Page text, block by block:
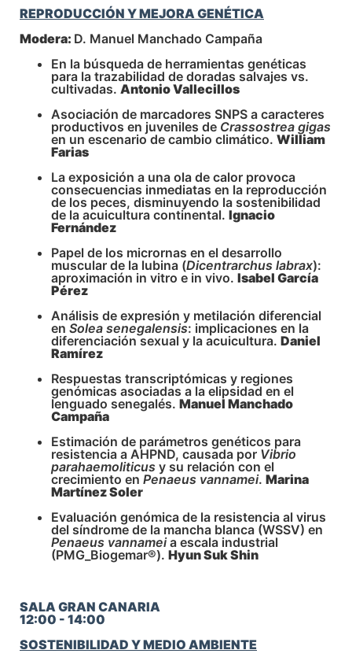
REPRODUCCIÓN Y MEJORA GENÉTICA
Modera: D. Manuel Manchado Campaña
En la búsqueda de herramientas genéticas
para la trazabilidad de doradas salvajes vs.
cultivadas. Antonio Vallecillos
Asociación de marcadores SNPS a caracteres
productivos en juveniles de Crassostrea gigas
en un escenario de cambio climático. William
Farias
La exposición a una ola de calor provoca
consecuencias inmediatas en la reproducción
de los peces, disminuyendo la sostenibilidad
de la acuicultura continental. Ignacio
Fernández
Papel de los micrornas en el desarrollo
muscular de la lubina (Dicentrarchus labrax):
aproximación in vitro e in vivo. Isabel García
Pérez
Análisis de expresión y metilación diferencial
en Solea senegalensis: implicaciones en la
diferenciación sexual y la acuicultura. Daniel
Ramírez
Respuestas transcriptómicas y regiones
genómicas asociadas a la elipsidad en el
lenguado senegalés. Manuel Manchado
Campaña
Estimación de parámetros genéticos para
resistencia a AHPND, causada por Vibrio
parahaemoliticus y su relación con el
crecimiento en Penaeus vannamei. Marina
Martínez Soler
Evaluación genómica de la resistencia al virus
del síndrome de la mancha blanca (WSSV) en
Penaeus vannameia escala industrial
(PMG_Biogemar®). Hyun Suk Shin
SALA GRAN CANARIA
12:00 - 14:00
SOSTENIBILIDAD Y MEDIO AMBIENTE